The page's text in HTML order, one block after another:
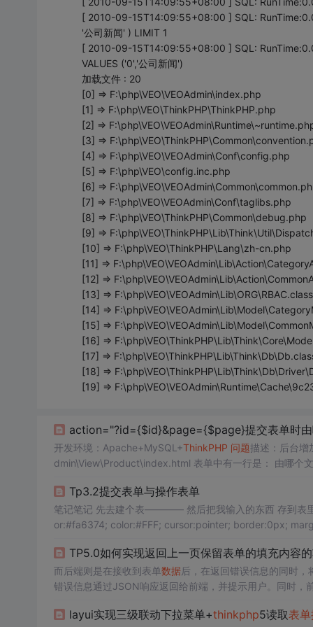
[ 2010-09-15T14:09:55+08:00 ] SQL:
'公司新闻' ) LIMIT 1
[ 2010-09-15T14:09:55+08:00 ] SQL:
VALUES ('0','公司新闻')
加载文件 : 20
[0] => F:\php\VEO\VEOAdmin\index.php
[1] => F:\php\VEO\ThinkPHP\ThinkPHP.php
[2] =>
[3] =>
[4] => F:\php\VEO\VEOAdmin\Conf\config.php
[5] => F:\php\VEO\config.inc.php
[6] =>
[7] => F:\php\VEO\VEOAdmin\Conf\taglibs.php
[8] => F:\php\VEO\ThinkPHP\Common\debug.php
[9] =>
[10] => F:\php\VEO\ThinkPHP\Lang\zh-cn.php
[11] =>
[12] =>
[13] =>
[14] =>
[15] =>
[16] =>
[17] =>
[18] =>
[19] =>
action="?id={$id}&page={$page}提交表单时由
开发环境：Apache+MySQL+ThinkPHP 问题描述：后台增
Tp3.2提交表单与操作表单
笔记笔记 先去建个表———— 然后把我输入的东西 存到表里： <input type="submit" id="tijiao" value="提交" style="background-col
TP5.0如何实现返回上一页保留表单的填充内容
而后端则是在接收到表单数据后，在返回错误信息的同时，
错误信息通过JSON响应返回给前端，并提示用户。同时，
因（如输入错误）导致表单提交失败，此时希望用户能够回
layui实现三级联动下拉菜单+thinkphp5读取表